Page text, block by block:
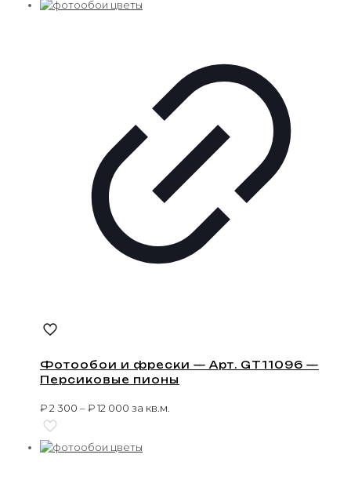
Фотообои и фрески — Арт. GT11096 —
Персиковые пионы
₽2 300 –₽12 000 за кв.м.